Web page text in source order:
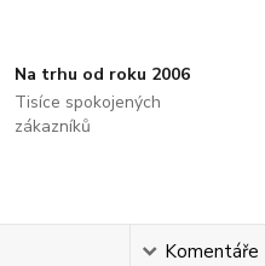
Na trhu od roku 2006
Tisíce spokojených
zákazníků
Komentáře